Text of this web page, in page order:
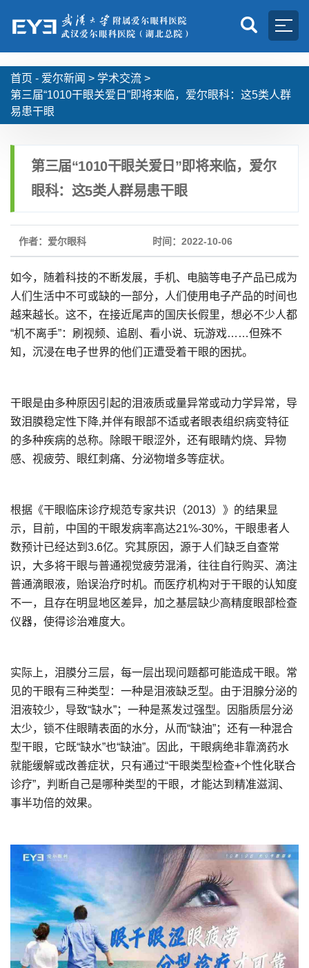
首页 - 爱尔新闻 > 学术交流 >
第三届“1010干眼关爱日”即将来临，爱尔眼科：这5类人群
易患干眼
第三届“1010干眼关爱日”即将来临，爱尔
眼科：这5类人群易患干眼
作者：爱尔眼科 时间：2022-10-06
如今，随着科技的不断发展，手机、电脑等电子产品已成为
人们生活中不可或缺的一部分，人们使用电子产品的时间也
越来越长。这不，在接近尾声的国庆长假里，想必不少人都
“机不离手”：刷视频、追剧、看小说、玩游戏……但殊不
知，沉浸在电子世界的他们正遭受着干眼的困扰。
干眼是由多种原因引起的泪液质或量异常或动力学异常，导
致泪膜稳定性下降,并伴有眼部不适或者眼表组织病变特征
的多种疾病的总称。除眼干眼涩外，还有眼睛灼烧、异物
感、视疲劳、眼红刺痛、分泌物增多等症状。
根据《干眼临床诊疗规范专家共识（2013）》的结果显
示，目前，中国的干眼发病率高达21%-30%，干眼患者人
数预计已经达到3.6亿。究其原因，源于人们缺乏自查常
识，大多将干眼与普通视觉疲劳混淆，往往自行购买、滴注
普通滴眼液，贻误治疗时机。而医疗机构对于干眼的认知度
不一，且存在明显地区差异，加之基层缺少高精度眼部检查
仪器，使得诊治难度大。
实际上，泪膜分三层，每一层出现问题都可能造成干眼。常
见的干眼有三种类型：一种是泪液缺乏型。由于泪腺分泌的
泪液较少，导致“缺水”；一种是蒸发过强型。因脂质层分泌
太少，锁不住眼睛表面的水分，从而“缺油”；还有一种混合
型干眼，它既“缺水”也“缺油”。因此，干眼病绝非靠滴药水
就能缓解或改善症状，只有通过“干眼类型检查+个性化联合
诊疗”，判断自己是哪种类型的干眼，才能达到精准滋润、
事半功倍的效果。